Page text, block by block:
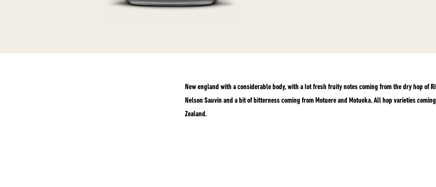
New england with a considerable body, with a lot fresh fruity notes coming from the dry hop of
Nelson Sauvin and a bit of bitterness coming from Motuere and Motueka. All hop varieties
Zealand.